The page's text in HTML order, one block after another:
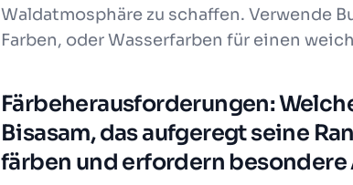
Waldatmosphäre zu schaffen. Verwende
Farben, oder Wasserfarben für einen
Färbeherausforderungen:
Bisasam, das aufgeregt seine
färben und erfordern